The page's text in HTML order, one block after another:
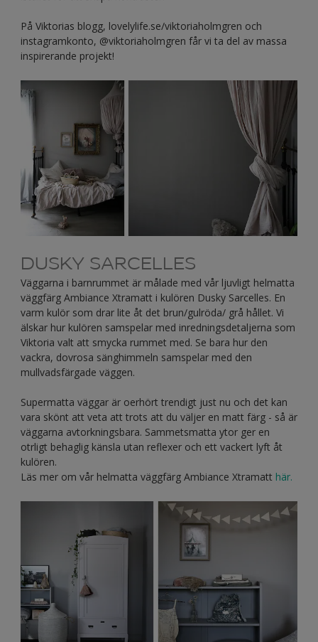
På Viktorias blogg, lovelylife.se/viktoriaholmgren och
instagramkonto, @viktoriaholmgren får vi ta del av massa
inspirerande projekt!
DUSKY SARCELLES
Väggarna i barnrummet är målade med vår ljuvligt helmatta
väggfärg Ambiance Xtramatt i kulören Dusky Sarcelles. En
varm kulör som drar lite åt det brun/gulröda/ grå hållet. Vi
älskar hur kulören samspelar med inredningsdetaljerna som
Viktoria valt att smycka rummet med. Se bara hur den
vackra, dovrosa sänghimmeln samspelar med den
mullvadsfärgade väggen.
Supermatta väggar är oerhört trendigt just nu och det kan
vara skönt att veta att trots att du väljer en matt färg - så är
väggarna avtorkningsbara. Sammetsmatta ytor ger en
otrligt behaglig känsla utan reflexer och ett vackert lyft åt
kulören.
Läs mer om vår helmatta väggfärg Ambiance Xtramatt här.